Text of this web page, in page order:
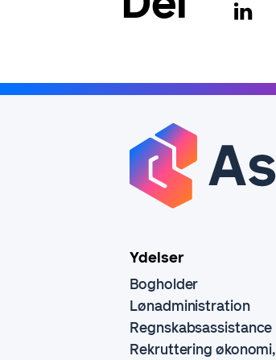
Ydelser
Bogholder
Lønadministration
Regnskabsassistance
Rekruttering økonomi,